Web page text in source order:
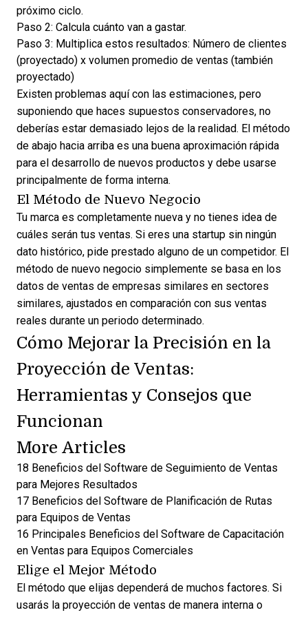
próximo ciclo.
Paso 2: Calcula cuánto van a gastar.
Paso 3: Multiplica estos resultados: Número de clientes
(proyectado) x volumen promedio de ventas (también
proyectado)
Existen problemas aquí con las estimaciones, pero
suponiendo que haces supuestos conservadores, no
deberías estar demasiado lejos de la realidad. El método
de abajo hacia arriba es una buena aproximación rápida
para el desarrollo de nuevos productos y debe usarse
principalmente de forma interna.
El Método de Nuevo Negocio
Tu marca es completamente nueva y no tienes idea de
cuáles serán tus ventas. Si eres una startup sin ningún
dato histórico, pide prestado alguno de un competidor. El
método de nuevo negocio simplemente se basa en los
datos de ventas de empresas similares en sectores
similares, ajustados en comparación con sus ventas
reales durante un periodo determinado.
Cómo Mejorar la Precisión en la
Proyección de Ventas:
Herramientas y Consejos que
Funcionan
More Articles
18 Beneficios del Software de Seguimiento de Ventas
para Mejores Resultados
17 Beneficios del Software de Planificación de Rutas
para Equipos de Ventas
16 Principales Beneficios del Software de Capacitación
en Ventas para Equipos Comerciales
Elige el Mejor Método
El método que elijas dependerá de muchos factores. Si
usarás la proyección de ventas de manera interna o